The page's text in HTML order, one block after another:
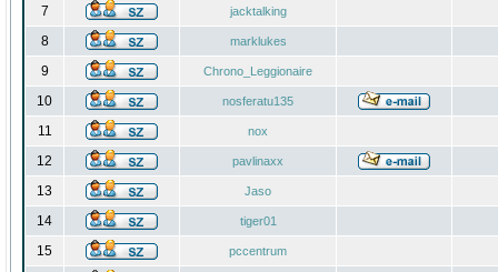
7 jacktalking
8 marklukes
9 Chrono_Leggionaire
10 nosferatu135
11 nox
12 pavlinaxx
13 Jaso
14 tiger01
15 pccentrum